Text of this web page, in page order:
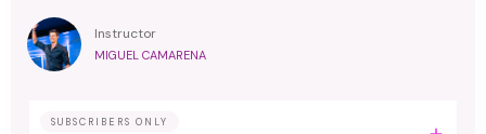
Instructor
MIGUEL CAMARENA
SUBSCRIBERS ONLY